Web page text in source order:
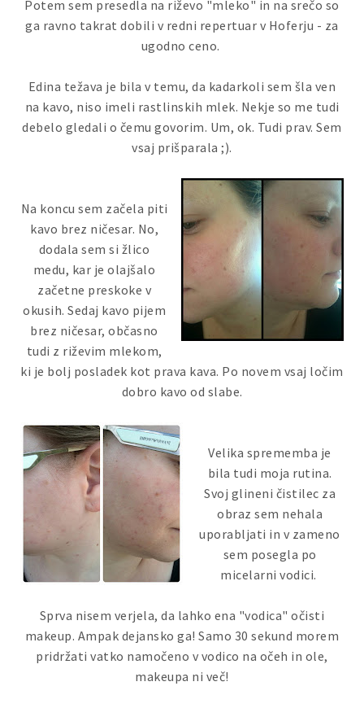
Potem sem presedla na riževo "mleko" in na srečo so
ga ravno takrat dobili v redni repertuar v Hoferju - za
ugodno ceno.
Edina težava je bila v temu, da kadarkoli sem šla ven
na kavo, niso imeli rastlinskih mlek. Nekje so me tudi
debelo gledali o čemu govorim. Um, ok. Tudi prav. Sem
vsaj prišparala ;).
Na koncu sem začela piti
kavo brez ničesar. No,
dodala sem si žlico
medu, kar je olajšalo
začetne preskoke v
okusih. Sedaj kavo pijem
brez ničesar, občasno
tudi z riževim mlekom,
ki je bolj posladek kot prava kava. Po novem vsaj ločim
dobro kavo od slabe.
Velika sprememba je
bila tudi moja rutina.
Svoj glineni čistilec za
obraz sem nehala
uporabljati in v zameno
sem posegla po
micelarni vodici.
Sprva nisem verjela, da lahko ena "vodica" očisti
makeup. Ampak dejansko ga! Samo 30 sekund morem
pridržati vatko namočeno v vodico na očeh in ole,
makeupa ni več!